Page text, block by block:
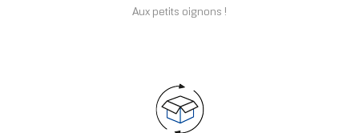
Aux petits oignons !